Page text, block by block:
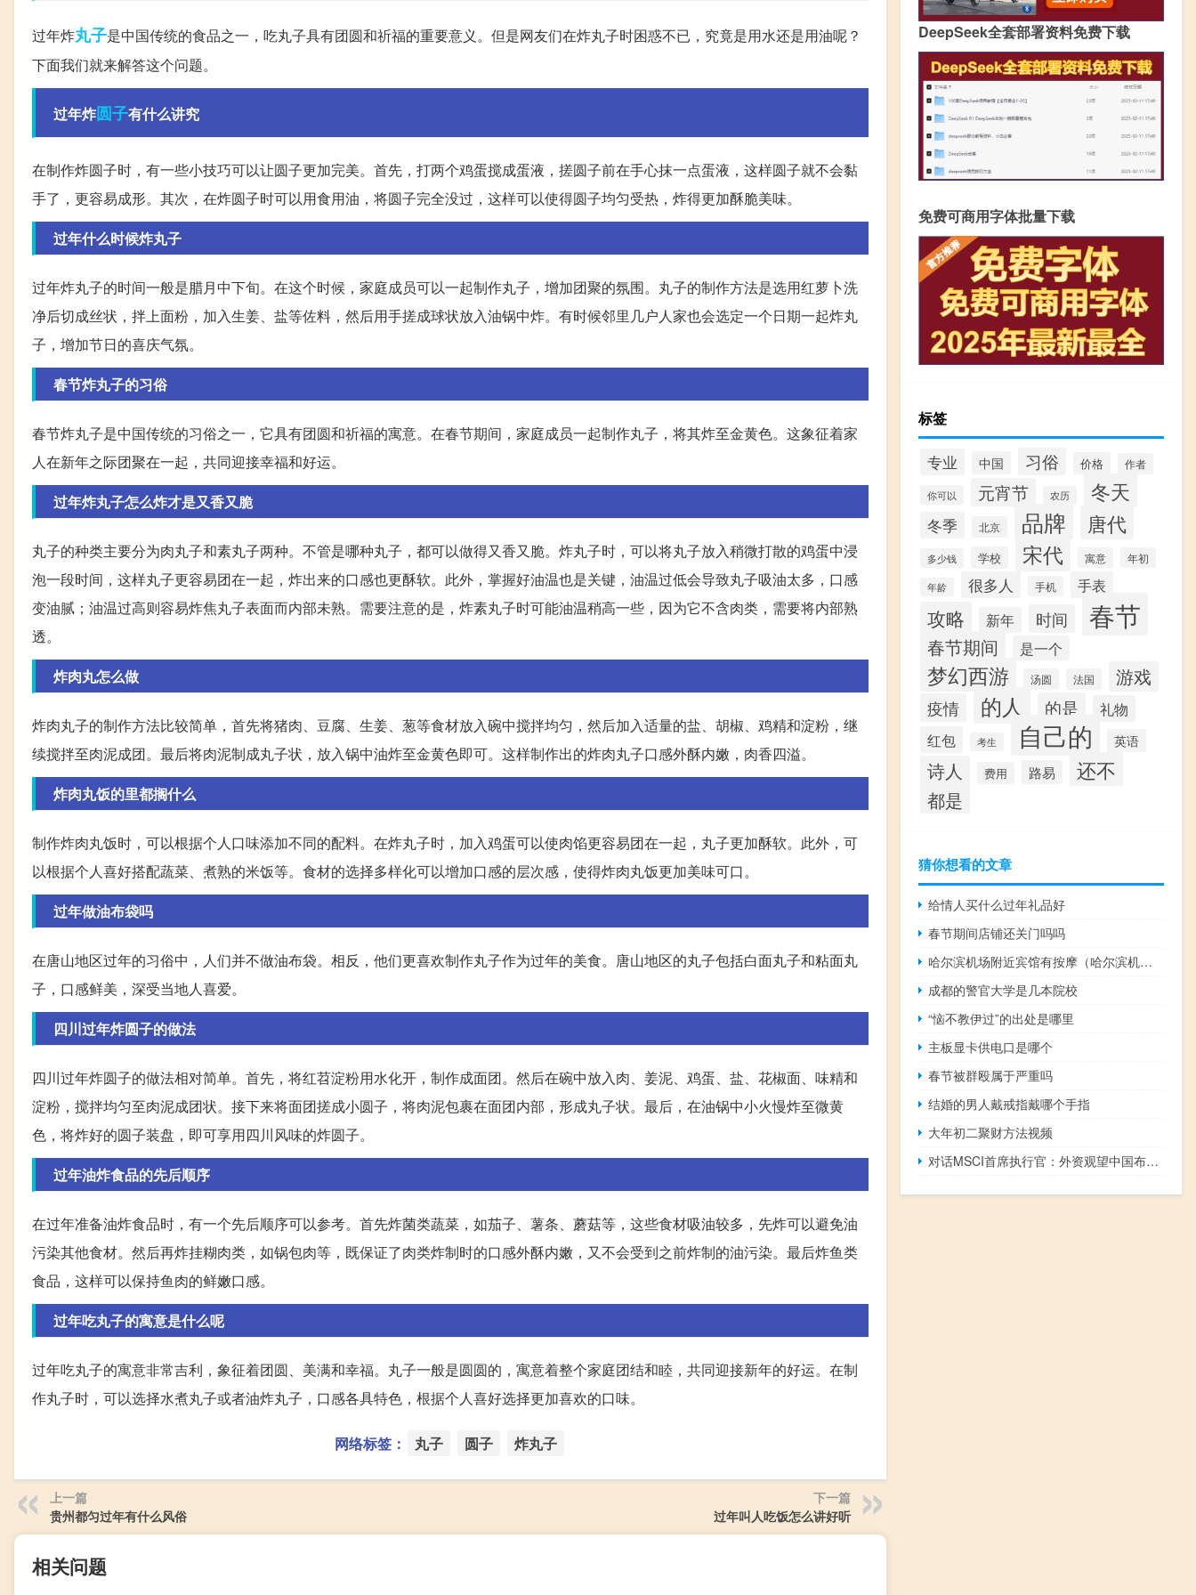
过年炸丸子是中国传统的食品之一，吃丸子具有团圆和祈福的重要意义。但是网友们在炸丸子时困惑不已，究竟是用水还是用油呢？
下面我们就来解答这个问题。
过年炸圆子有什么讲究
在制作炸圆子时，有一些小技巧可以让圆子更加完美。首先，打两个鸡蛋搅成蛋液，搓圆子前在手心抹一点蛋液，这样圆子就不会黏
手了，更容易成形。其次，在炸圆子时可以用食用油，将圆子完全没过，这样可以使得圆子均匀受热，炸得更加酥脆美味。
过年什么时候炸丸子
过年炸丸子的时间一般是腊月中下旬。在这个时候，家庭成员可以一起制作丸子，增加团聚的氛围。丸子的制作方法是选用红萝卜洗
净后切成丝状，拌上面粉，加入生姜、盐等佐料，然后用手搓成球状放入油锅中炸。有时候邻里几户人家也会选定一个日期一起炸丸
子，增加节日的喜庆气氛。
春节炸丸子的习俗
春节炸丸子是中国传统的习俗之一，它具有团圆和祈福的寓意。在春节期间，家庭成员一起制作丸子，将其炸至金黄色。这象征着家
人在新年之际团聚在一起，共同迎接幸福和好运。
过年炸丸子怎么炸才是又香又脆
丸子的种类主要分为肉丸子和素丸子两种。不管是哪种丸子，都可以做得又香又脆。炸丸子时，可以将丸子放入稍微打散的鸡蛋中浸
泡一段时间，这样丸子更容易团在一起，炸出来的口感也更酥软。此外，掌握好油温也是关键，油温过低会导致丸子吸油太多，口感
变油腻；油温过高则容易炸焦丸子表面而内部未熟。需要注意的是，炸素丸子时可能油温稍高一些，因为它不含肉类，需要将内部熟
透。
炸肉丸怎么做
炸肉丸子的制作方法比较简单，首先将猪肉、豆腐、生姜、葱等食材放入碗中搅拌均匀，然后加入适量的盐、胡椒、鸡精和淀粉，继
续搅拌至肉泥成团。最后将肉泥制成丸子状，放入锅中油炸至金黄色即可。这样制作出的炸肉丸子口感外酥内嫩，肉香四溢。
炸肉丸饭的里都搁什么
制作炸肉丸饭时，可以根据个人口味添加不同的配料。在炸丸子时，加入鸡蛋可以使肉馅更容易团在一起，丸子更加酥软。此外，可
以根据个人喜好搭配蔬菜、煮熟的米饭等。食材的选择多样化可以增加口感的层次感，使得炸肉丸饭更加美味可口。
过年做油布袋吗
在唐山地区过年的习俗中，人们并不做油布袋。相反，他们更喜欢制作丸子作为过年的美食。唐山地区的丸子包括白面丸子和粘面丸
子，口感鲜美，深受当地人喜爱。
四川过年炸圆子的做法
四川过年炸圆子的做法相对简单。首先，将红苕淀粉用水化开，制作成面团。然后在碗中放入肉、姜泥、鸡蛋、盐、花椒面、味精和
淀粉，搅拌均匀至肉泥成团状。接下来将面团搓成小圆子，将肉泥包裹在面团内部，形成丸子状。最后，在油锅中小火慢炸至微黄
色，将炸好的圆子装盘，即可享用四川风味的炸圆子。
过年油炸食品的先后顺序
在过年准备油炸食品时，有一个先后顺序可以参考。首先炸菌类蔬菜，如茄子、薯条、蘑菇等，这些食材吸油较多，先炸可以避免油
污染其他食材。然后再炸挂糊肉类，如锅包肉等，既保证了肉类炸制时的口感外酥内嫩，又不会受到之前炸制的油污染。最后炸鱼类
食品，这样可以保持鱼肉的鲜嫩口感。
过年吃丸子的寓意是什么呢
过年吃丸子的寓意非常吉利，象征着团圆、美满和幸福。丸子一般是圆圆的，寓意着整个家庭团结和睦，共同迎接新年的好运。在制
作丸子时，可以选择水煮丸子或者油炸丸子，口感各具特色，根据个人喜好选择更加喜欢的口味。
网络标签： 丸子 圆子 炸丸子
上一篇
贵州都匀过年有什么风俗
下一篇
过年叫人吃饭怎么讲好听
相关问题
DeepSeek全套部署资料免费下载
免费可商用字体批量下载
标签
专业 中国 习俗 价格 作者
你可以 元宵节 农历 冬天
冬季 北京 品牌 唐代
多少钱 学校 宋代 寓意 年初
年龄 很多人 手机 手表
攻略 新年 时间 春节
春节期间 是一个
梦幻西游 汤圆 法国 游戏
疫情 的人 的是
礼物
红包
考生 自己的 英语
诗人 费用 路易 还不
都是
猜你想看的文章
给情人买什么过年礼品好
春节期间店铺还关门吗吗
哈尔滨机场附近宾馆有按摩（哈尔滨机场附近宾馆）
成都的警官大学是几本院校
“恼不教伊过”的出处是哪里
主板显卡供电口是哪个
春节被群殴属于严重吗
结婚的男人戴戒指戴哪个手指
大年初二聚财方法视频
对话MSCI首席执行官：外资观望中国布局 扩大纳入A股前仍需推进改革